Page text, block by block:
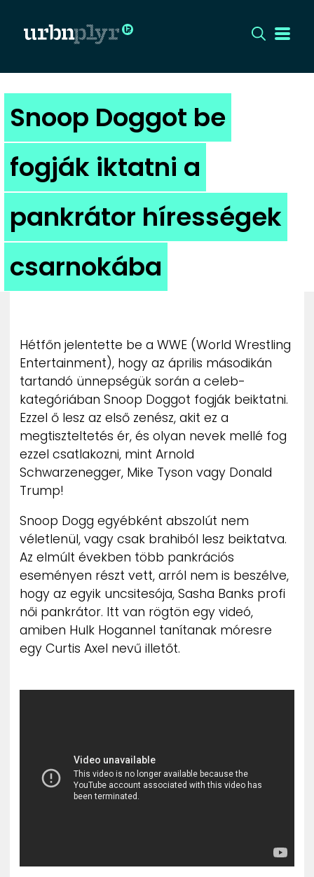
CÍMLAP
DIZÁJN
DIVAT
HIP
KULT
UTCA
ZENE
MÉDIAAJÁNLAT
IMPRESSZUM
PR-ARCHÍVUM
ADATKEZELÉSI TÁJÉKOZTATÓ
Snoop Doggot be
fogják iktatni a
pankrátor hírességek
csarnokába
Hétfőn jelentette be a WWE (World Wrestling
Entertainment), hogy az április másodikán
tartandó ünnepségük során a celeb-
kategóriában Snoop Doggot fogják beiktatni.
Ezzel ő lesz az első zenész, akit ez a
megtiszteltetés ér, és olyan nevek mellé fog
ezzel csatlakozni, mint Arnold
Schwarzenegger, Mike Tyson vagy Donald
Trump!
Snoop Dogg egyébként abszolút nem
véletlenül, vagy csak brahiból lesz beiktatva.
Az elmúlt években több pankrációs
eseményen részt vett, arról nem is beszélve,
hogy az egyik uncsitesója, Sasha Banks profi
női pankrátor. Itt van rögtön egy videó,
amiben Hulk Hogannel tanítanak móresre
egy Curtis Axel nevű illetőt.